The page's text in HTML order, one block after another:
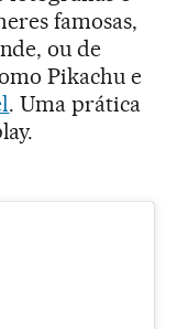
famosas,
ou de
Pikachu e
. Uma prática